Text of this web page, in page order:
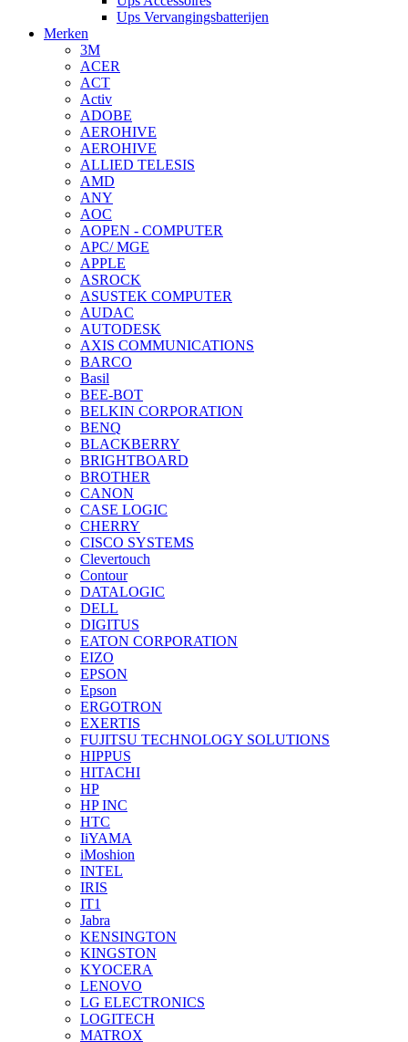
Ups Vervangingsbatterijen
Merken
3M
ACER
ACT
Activ
ADOBE
AEROHIVE
AEROHIVE
ALLIED TELESIS
AMD
ANY
AOC
AOPEN - COMPUTER
APC/ MGE
APPLE
ASROCK
ASUSTEK COMPUTER
AUDAC
AUTODESK
AXIS COMMUNICATIONS
BARCO
Basil
BEE-BOT
BELKIN CORPORATION
BENQ
BLACKBERRY
BRIGHTBOARD
BROTHER
CANON
CASE LOGIC
CHERRY
CISCO SYSTEMS
Clevertouch
Contour
DATALOGIC
DELL
DIGITUS
EATON CORPORATION
EIZO
EPSON
Epson
ERGOTRON
EXERTIS
FUJITSU TECHNOLOGY SOLUTIONS
HIPPUS
HITACHI
HP
HP INC
HTC
IiYAMA
iMoshion
INTEL
IRIS
IT1
Jabra
KENSINGTON
KINGSTON
KYOCERA
LENOVO
LG ELECTRONICS
LOGITECH
MATROX